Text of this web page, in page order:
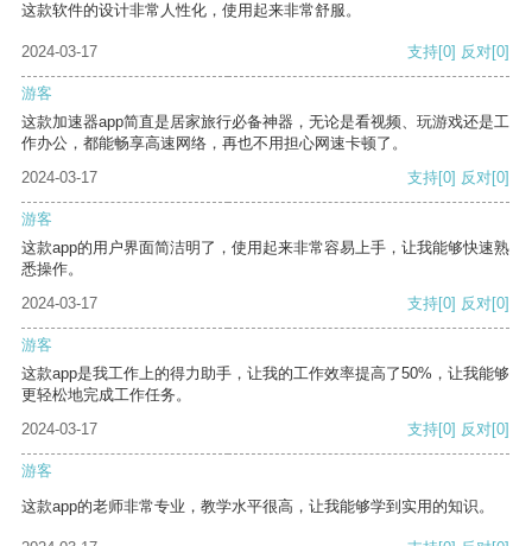
这款软件的设计非常人性化，使用起来非常舒服。
2024-03-17 支持[0] 反对[0]
游客
这款加速器app简直是居家旅行必备神器，无论是看视频、玩游戏还是工
作办公，都能畅享高速网络，再也不用担心网速卡顿了。
2024-03-17
支持[0] 反对[0]
游客
这款app的用户界面简洁明了，使用起来非常容易上手，让我能够快速熟
悉操作。
2024-03-17
支持[0] 反对[0]
游客
这款app是我工作上的得力助手，让我的工作效率提高了50%，让我能够
更轻松地完成工作任务。
2024-03-17
支持[0] 反对[0]
游客
这款app的老师非常专业，教学水平很高，让我能够学到实用的知识。